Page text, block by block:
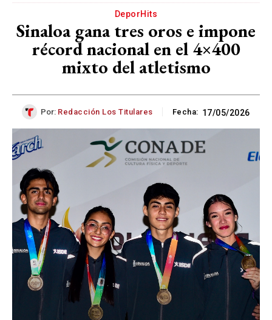
DeporHits
Sinaloa gana tres oros e impone
récord nacional en el 4×400
mixto del atletismo
Por: Redacción Los Titulares Fecha: 17/05/2026